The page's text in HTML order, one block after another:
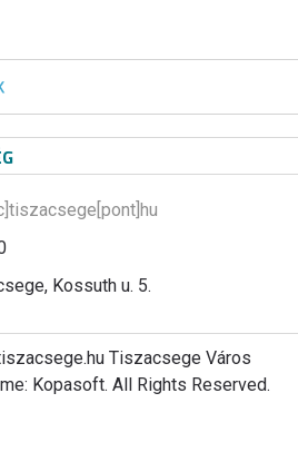
Kossuth u. 5.
Tiszacsege Város
Kopasoft. All Rights Reserved.